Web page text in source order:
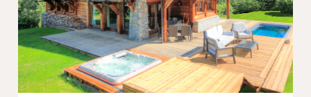
Previous Next